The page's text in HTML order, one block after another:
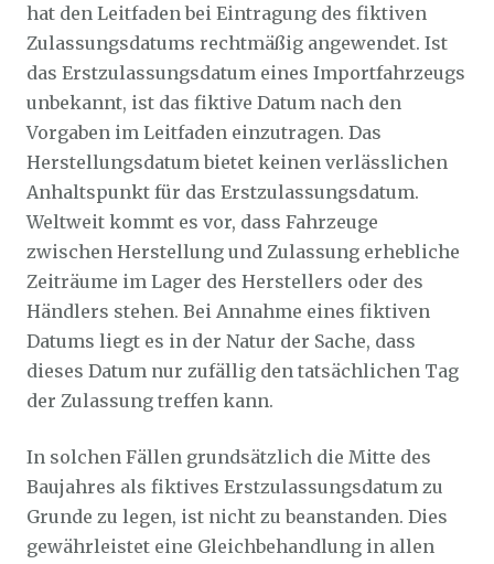
hat den Leitfaden bei Eintragung des fiktiven
Zulassungsdatums rechtmäßig angewendet. Ist
das Erstzulassungsdatum eines Importfahrzeugs
unbekannt, ist das fiktive Datum nach den
Vorgaben im Leitfaden einzutragen. Das
Herstellungsdatum bietet keinen verlässlichen
Anhaltspunkt für das Erstzulassungsdatum.
Weltweit kommt es vor, dass Fahrzeuge
zwischen Herstellung und Zulassung erhebliche
Zeiträume im Lager des Herstellers oder des
Händlers stehen. Bei Annahme eines fiktiven
Datums liegt es in der Natur der Sache, dass
dieses Datum nur zufällig den tatsächlichen Tag
der Zulassung treffen kann.
In solchen Fällen grundsätzlich die Mitte des
Baujahres als fiktives Erstzulassungsdatum zu
Grunde zu legen, ist nicht zu beanstanden. Dies
gewährleistet eine Gleichbehandlung in allen